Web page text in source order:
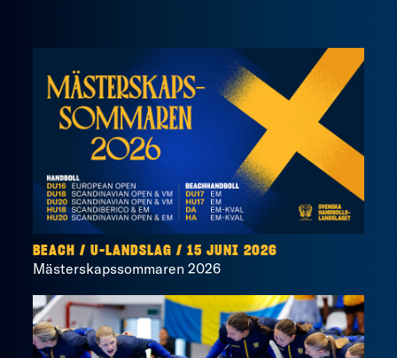
BEACH / U-LANDSLAG / 15 JUNI 2026
Mästerskapssommaren 2026